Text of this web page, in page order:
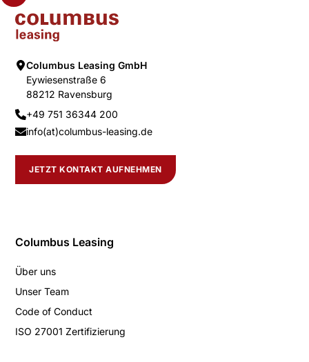
Columbus Leasing GmbH
Eywiesenstraße 6
88212 Ravensburg
+49 751 36344 200
info(at)columbus-leasing.de
JETZT KONTAKT AUFNEHMEN
Columbus Leasing
Über uns
Unser Team
Code of Conduct
ISO 27001 Zertifizierung